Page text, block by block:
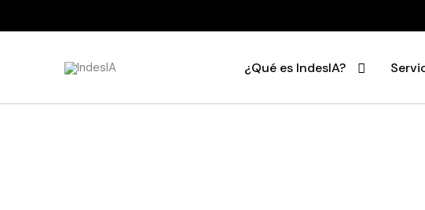
al
¿Qué es IndesIA?